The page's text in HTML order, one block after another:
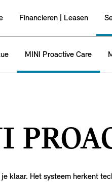
Financieren | Leasen
MINI Proactive Care
klaar. Het systeem herkent